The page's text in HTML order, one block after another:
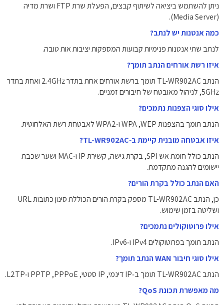
ניתן להשתמש ביציאה לשיתוף קבצים, הפעלת שרת FTP ושרת מדיה
(Media Server).
כמה אנטנות יש לנתב?
לנתב שתי אנטנות פנימיות קבועות המספקות יציבות אות טובה.
איזו רשת אורחים הנתב תומך?
הנתב TL-WR902AC תומך ברשת אורחים אחת בתדר ‎2.4GHz‎ ואחת בתדר
‎5GHz‎, לניהול מאובטח של חיבורים זמניים.
אילו סוגי הצפנות נתמכים?
הנתב תומך בהצפנות WEP, ‏WPA‏ ו‑WPA2 לאבטחת רשת האלחוטית.
איזו אבטחה מובנית קיימת ב‑TL-WR902AC?
הנתב כולל חומת אש SPI, בקרת גישה, קשירת IP ו‑MAC ושער שכבת
יישומים להגנה מתקדמת.
האם הנתב כולל בקרת הורים?
כן, הנתב TL-WR902AC מספק בקרת הורים הכוללת סינון כתובות URL
ושליטה בזמן שימוש.
אילו פרוטוקולים נתמכים?
הנתב תומך בפרוטוקולים IPv4 ו‑IPv6.
אילו סוגי חיבור WAN הנתב תומך?
הנתב TL-WR902AC תומך ב‑IP דינמי, IP סטטי, PPPoE, ‏PPTP ו‑L2TP.
מה מאפשרת תכונת QoS?